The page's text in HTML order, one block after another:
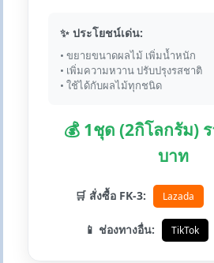
✨ ประโยชน์เด่น:
• ขยายขนาดผลไม้ เพิ่มน้ำหนัก
• เพิ่มความหวาน ปรับปรุงรสชาติ
• ใช้ได้กับผลไม้ทุกชนิด
💰 1ชุด (2กิโลกรัม)
บาท
🛒 สั่งซื้อ FK-3: Lazada
📱 ช่องทางอื่น: TikTok